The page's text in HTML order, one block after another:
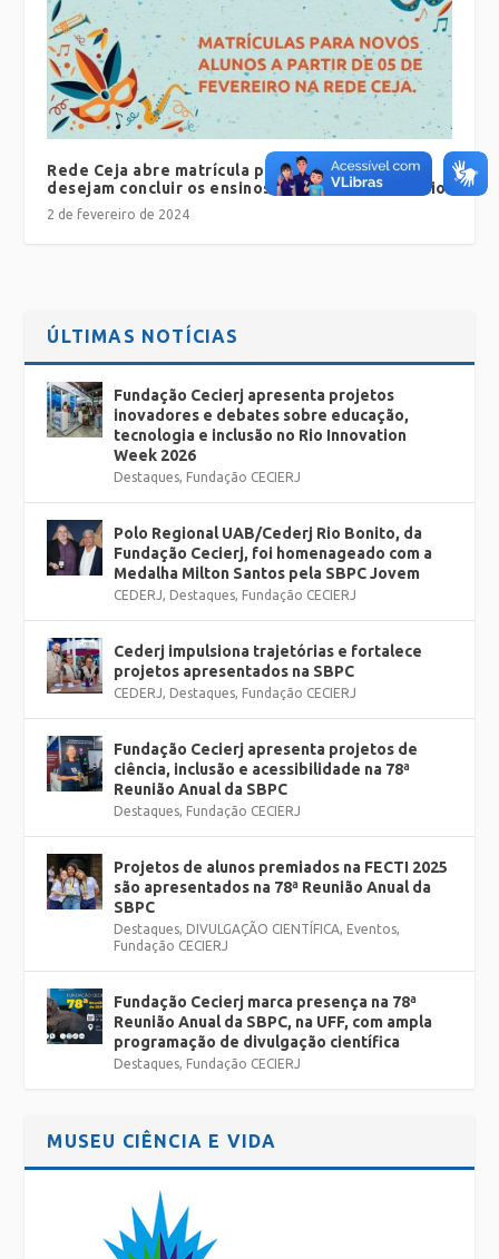
Rede Ceja abre matrícula para novos alunos que
desejam concluir os ensinos fundamental e médio
2 de fevereiro de 2024
ÚLTIMAS NOTÍCIAS
Fundação Cecierj apresenta projetos
inovadores e debates sobre educação,
tecnologia e inclusão no Rio Innovation
Week 2026
Destaques, Fundação CECIERJ
Polo Regional UAB/Cederj Rio Bonito, da
Fundação Cecierj, foi homenageado com a
Medalha Milton Santos pela SBPC Jovem
CEDERJ, Destaques, Fundação CECIERJ
Cederj impulsiona trajetórias e fortalece
projetos apresentados na SBPC
CEDERJ, Destaques, Fundação CECIERJ
Fundação Cecierj apresenta projetos de
ciência, inclusão e acessibilidade na 78ª
Reunião Anual da SBPC
Destaques, Fundação CECIERJ
Projetos de alunos premiados na FECTI 2025
são apresentados na 78ª Reunião Anual da
SBPC
Destaques, DIVULGAÇÃO CIENTÍFICA, Eventos,
Fundação CECIERJ
Fundação Cecierj marca presença na 78ª
Reunião Anual da SBPC, na UFF, com ampla
programação de divulgação científica
Destaques, Fundação CECIERJ
MUSEU CIÊNCIA E VIDA